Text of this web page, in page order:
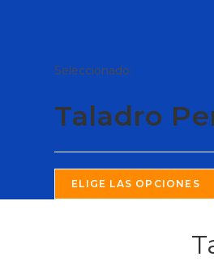
Seleccionado:
Taladro
ELIGE LAS OPCIONES